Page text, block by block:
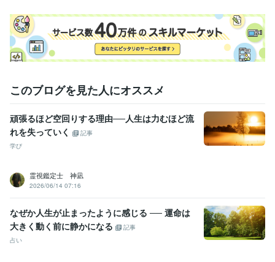
このブログを見た人にオススメ
頑張るほど空回りする理由──人生は力むほど流
れを失っていく
記事
学び
霊視鑑定士 神凪
2026/06/14 07:16
なぜか人生が止まったように感じる ── 運命は
大きく動く前に静かになる
記事
占い